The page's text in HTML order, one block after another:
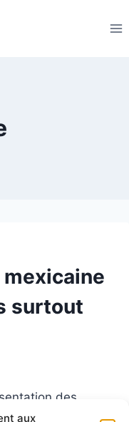
aux
surtout
des
en matière